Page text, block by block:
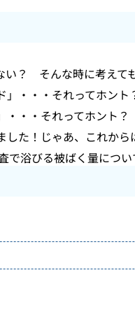
い？ そんな時に考えて
」・・・それってホ
・・・それってホント
た！じゃあ、これから
で浴びる被ばく量につ